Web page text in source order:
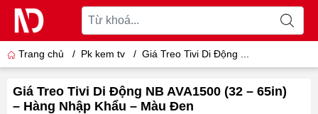
Trang chủ / Pk kem tv / Giá Treo Tivi Di Động ...
Giá Treo Tivi Di Động NB AVA1500 (32 – 65in)
– Hàng Nhập Khẩu – Màu Đen